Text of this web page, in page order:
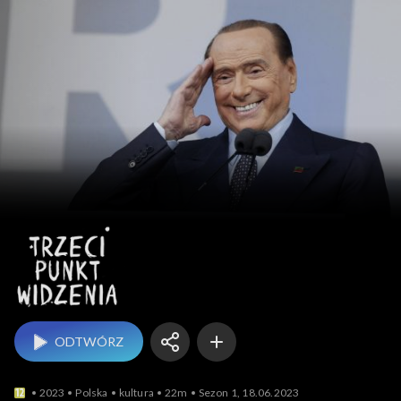
ODTWÓRZ
2023 Polska kultura 22m Sezon 1, 18.06.2023